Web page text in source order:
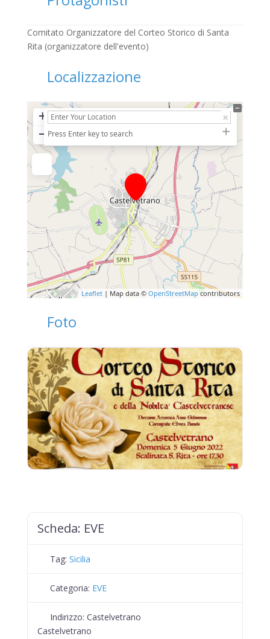
Comitato Organizzatore del Corteo Storico di Santa
Rita (organizzatore dell'evento)
Localizzazione
+
− Press Enter key to search
Leaflet | Map data ©OpenStreetMap contributors
Foto
Scheda: EVE
Tag:Sicilia
Categoria: EVE
Indirizzo:Castelvetrano
Castelvetrano